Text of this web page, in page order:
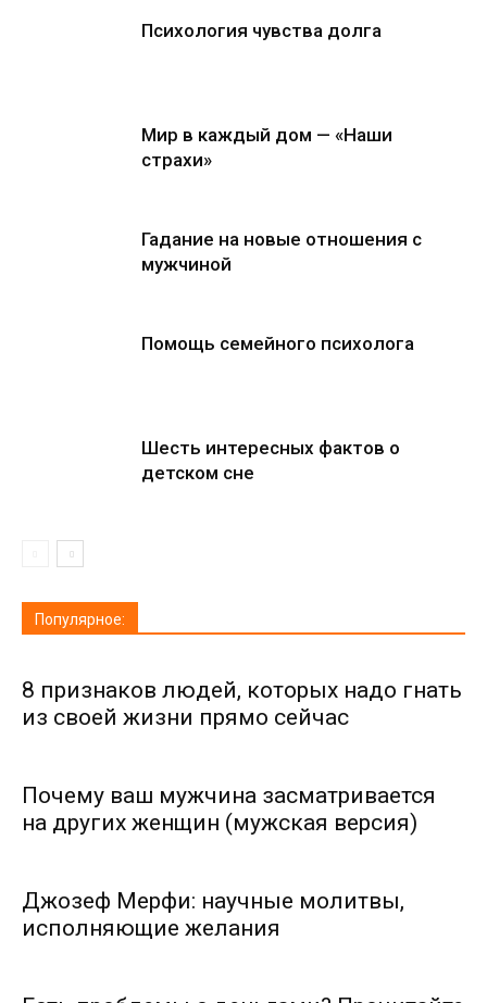
Психология чувства долга
Мир в каждый дом — «Наши
страхи»
Гадание на новые отношения с
мужчиной
Помощь семейного психолога
Шесть интересных фактов о
детском сне
Популярное:
8 признаков людей, которых надо гнать
из своей жизни прямо сейчас
Почему ваш мужчина засматривается
на других женщин (мужская версия)
Джозеф Мерфи: научные молитвы,
исполняющие желания